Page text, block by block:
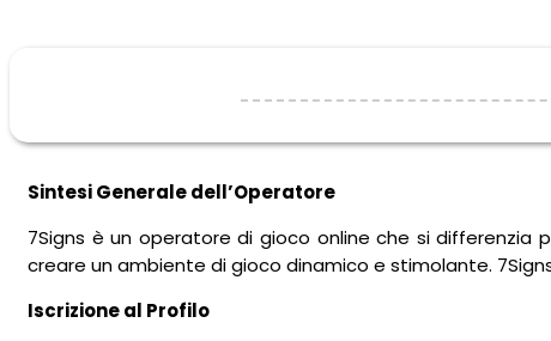
Sintesi Generale dell’Operatore
7Signs è un operatore di gioco online che si
creare un ambiente di gioco dinamico e stimolante.
Iscrizione al Profilo